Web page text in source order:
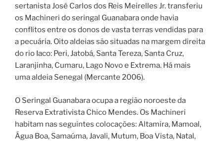
sertanista José Carlos dos Reis Meirelles Jr. transferiu
os Machineri do seringal Guanabara onde havia
conflitos entre os donos de vasta terras vendidas para
a pecuária. Oito aldeias são situadas na margem direita
do rio Iaco: Peri, Jatobá, Santa Tereza, Santa Cruz,
Laranjinha, Cumaru, Lago Novo e Extrema. Há mais
uma aldeia Senegal (Mercante 2006).
O Seringal Guanabara ocupa a região noroeste da
Reserva Extrativista Chico Mendes. Os Machineri
habitam nas seguintes colocações: Altamira, Mamoal,
Água Boa, Samaúma, Javali, Mutum, Boa Vista, Natal,